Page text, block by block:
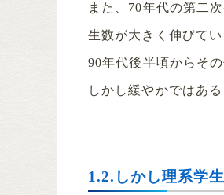
また、70年代の第二
生数が大きく伸びてい
90年代後半頃からそ
しかし緩やかではあ
1.2.しかし理系学